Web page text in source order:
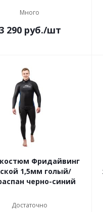
Много
290 руб./шт
Фридайвинг
1,5мм голый/
черно-синий
Достаточно